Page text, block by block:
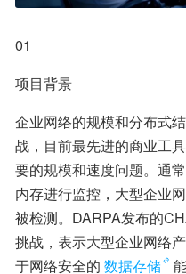
01
项目背景
企业网络的规模和分布式
战，目前最先进的商业工
要的规模和速度问题。通
内存进行监控，大型企业
被检测。DARPA发布的
挑战，表示大型企业网络
于网络安全的 数据存储